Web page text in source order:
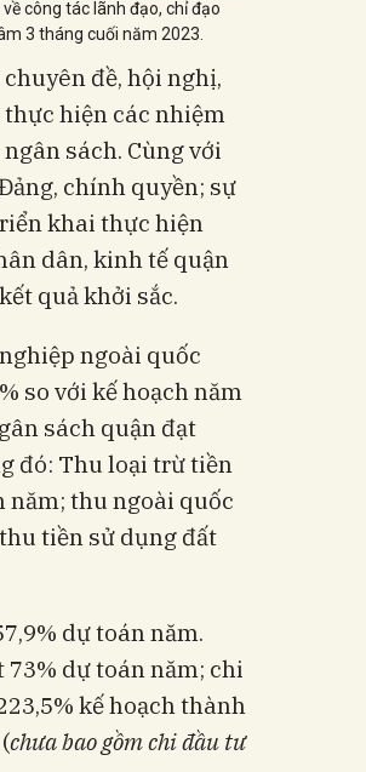
công tác lãnh đạo, chỉ đạo
3 tháng cuối năm 2023.
đề, hội nghị,
hiện các nhiệm
sách. Cùng với
chính quyền; sự
khai thực hiện
dân, kinh tế quận
quả khởi sắc.
ngoài quốc
so với kế hoạch năm
sách quận đạt
đó: Thu loại trừ tiền
năm; thu ngoài quốc
tiền sử dụng đất
dự toán năm.
dự toán năm; chi
kế hoạch thành
chưa bao gồm chi đầu tư